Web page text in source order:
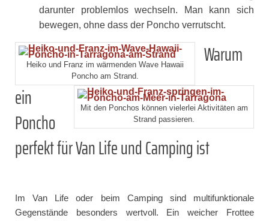
darunter problemlos wechseln. Man kann sich
bewegen, ohne dass der Poncho verrutscht.
Heiko und Franz im wärmenden Wave Hawaii
Poncho am Strand.
Mit den Ponchos können vielerlei Aktivitäten am
Strand passieren.
Warum
ein
Poncho
perfekt für Van Life und Camping ist
Im Van Life oder beim Camping sind multifunktionale
Gegenstände besonders wertvoll. Ein weicher Frottee